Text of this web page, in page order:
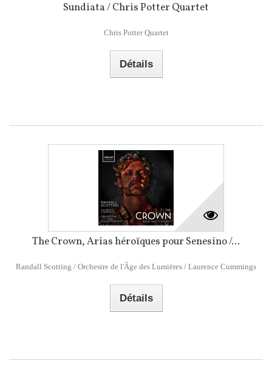
Sundiata / Chris Potter Quartet
Chris Potter Quartet
Détails
The Crown, Arias héroïques pour Senesino /...
Randall Scotting / Orchestre de l'Âge des Lumières / Laurence Cummings
Détails